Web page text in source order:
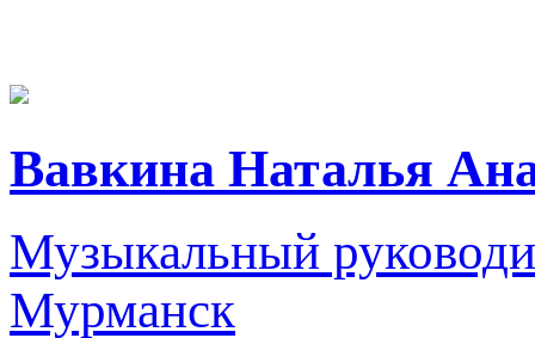
Вавкина Наталья
Музыкальный
Мурманск